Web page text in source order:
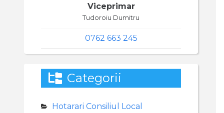
Viceprimar
Tudoroiu Dumitru
0762 663 245
Categorii
Hotarari Consiliul Local